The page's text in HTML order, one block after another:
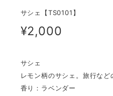
サシェ【TS0101】
¥2,000
サシェ
レモン柄のサシェ。旅行な
香り：ラベンダー